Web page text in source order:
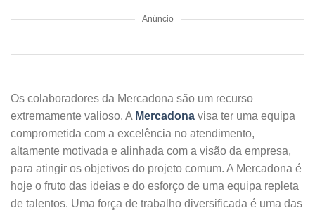
Anúncio
Os colaboradores da Mercadona são um recurso
extremamente valioso. A Mercadona visa ter uma equipa
comprometida com a excelência no atendimento,
altamente motivada e alinhada com a visão da empresa,
para atingir os objetivos do projeto comum. A Mercadona é
hoje o fruto das ideias e do esforço de uma equipa repleta
de talentos. Uma força de trabalho diversificada é uma das